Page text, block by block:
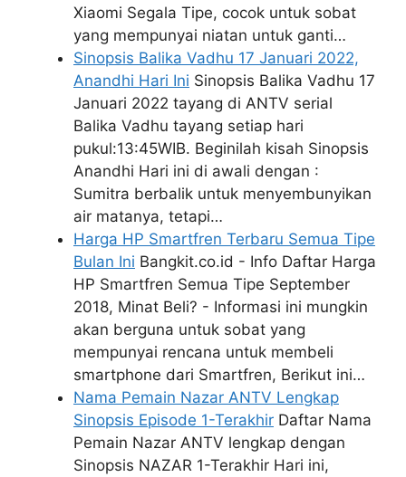
Xiaomi Segala Tipe, cocok untuk sobat
yang mempunyai niatan untuk ganti…
Sinopsis Balika Vadhu 17 Januari 2022,
Anandhi Hari Ini Sinopsis Balika Vadhu 17
Januari 2022 tayang di ANTV serial
Balika Vadhu tayang setiap hari
pukul:13:45WIB. Beginilah kisah Sinopsis
Anandhi Hari ini di awali dengan :
Sumitra berbalik untuk menyembunyikan
air matanya, tetapi…
Harga HP Smartfren Terbaru Semua Tipe
Bulan Ini Bangkit.co.id - Info Daftar Harga
HP Smartfren Semua Tipe September
2018, Minat Beli? - Informasi ini mungkin
akan berguna untuk sobat yang
mempunyai rencana untuk membeli
smartphone dari Smartfren, Berikut ini…
Nama Pemain Nazar ANTV Lengkap
Sinopsis Episode 1-Terakhir Daftar Nama
Pemain Nazar ANTV lengkap dengan
Sinopsis NAZAR 1-Terakhir Hari ini,